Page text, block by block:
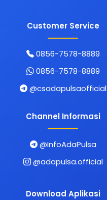
Customer Service
0856-7578-8889
0856-7578-8889
@csadapulsaofficial
Channel Informasi
@InfoAdaPulsa
@adapulsa.official
Download Aplikasi